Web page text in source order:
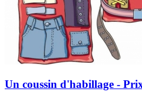
Un coussin d'habillage -